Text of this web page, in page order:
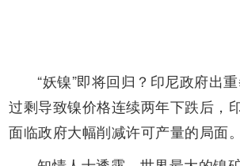
“妖镍”即将回归？印尼政府出
过剩导致镍价格连续两年下跌后，
面临政府大幅削减许可产量的局面。